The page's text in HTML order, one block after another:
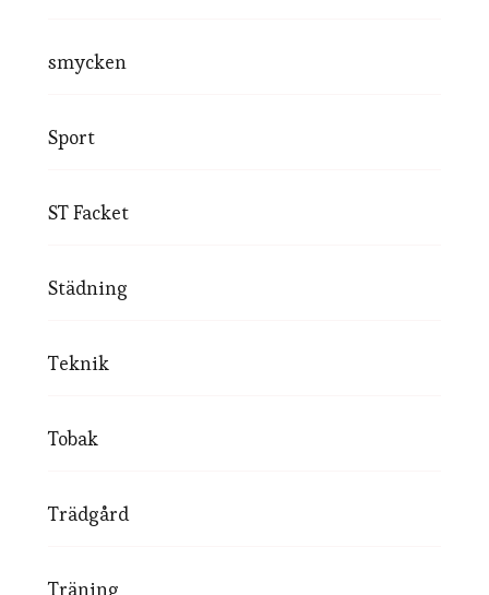
smycken
Sport
ST Facket
Städning
Teknik
Tobak
Trädgård
Träning